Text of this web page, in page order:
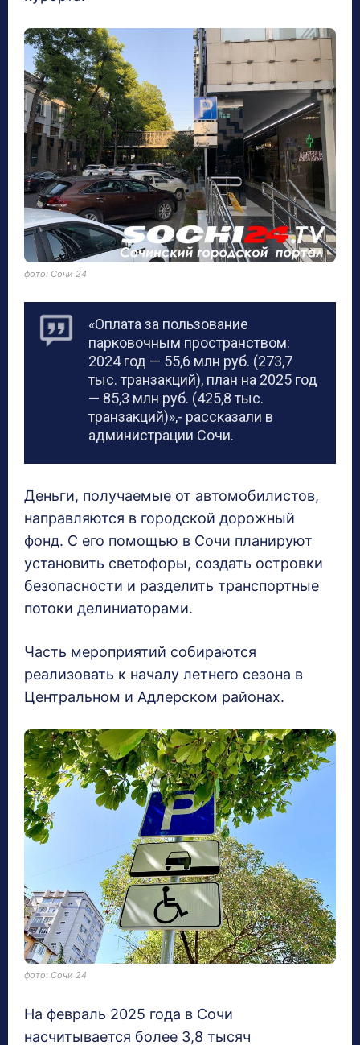
фото: Сочи 24
«Оплата за пользование
парковочным пространством:
2024 год — 55,6 млн руб. (273,7
тыс. транзакций), план на 2025 год
— 85,3 млн руб. (425,8 тыс.
транзакций)»,- рассказали в
администрации Сочи.
Деньги, получаемые от автомобилистов,
направляются в городской дорожный
фонд. С его помощью в Сочи планируют
установить светофоры, создать островки
безопасности и разделить транспортные
потоки делиниаторами.
Часть мероприятий собираются
реализовать к началу летнего сезона в
Центральном и Адлерском районах.
фото: Сочи 24
На февраль 2025 года в Сочи
насчитывается более 3,8 тысяч